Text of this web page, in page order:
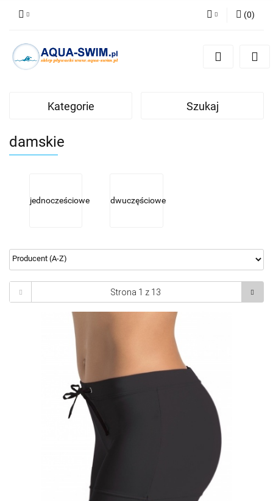
(0)
Kategorie Szukaj
damskie
jednocześciowe dwuczęściowe